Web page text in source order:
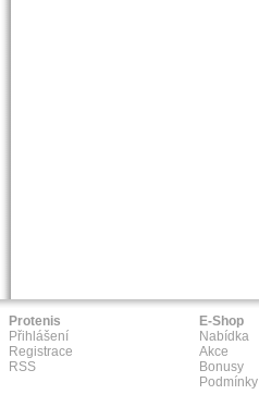
Protenis
Přihlášení
Registrace
RSS
E-Shop
Nabídka
Akce
Bonusy
Podmínky